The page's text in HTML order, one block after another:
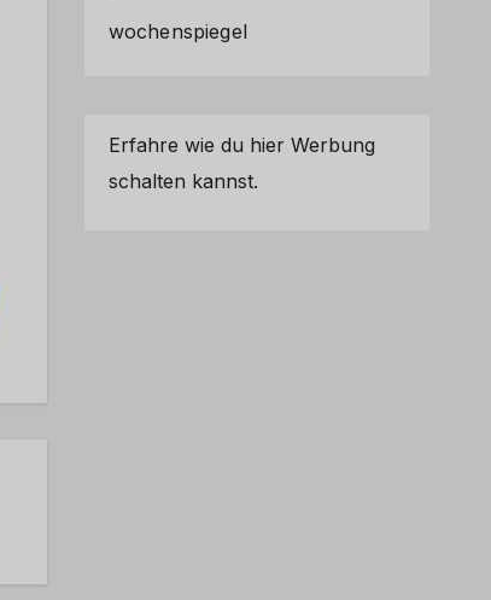
wochenspiegel
Erfahre wie du hier Werbung
schalten kannst.